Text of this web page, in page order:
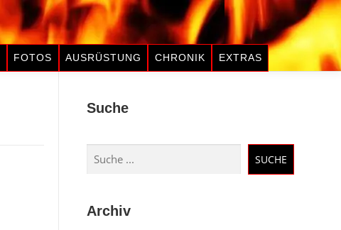
FOTOS AUSRÜSTUNG CHRONIK EXTRAS
Suche
Suchen
SUCHE
Archiv